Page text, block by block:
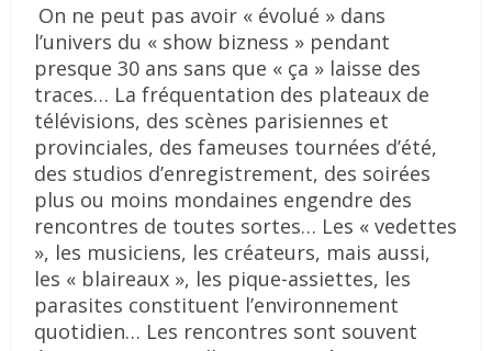
On ne peut pas avoir « évolué » dans
l’univers du « show bizness » pendant
presque 30 ans sans que « ça » laisse des
traces… La fréquentation des plateaux de
télévisions, des scènes parisiennes et
provinciales, des fameuses tournées d’été,
des studios d’enregistrement, des soirées
plus ou moins mondaines engendre des
rencontres de toutes sortes… Les « vedettes
», les musiciens, les créateurs, mais aussi,
les « blaireaux », les pique-assiettes, les
parasites constituent l’environnement
quotidien… Les rencontres sont souvent